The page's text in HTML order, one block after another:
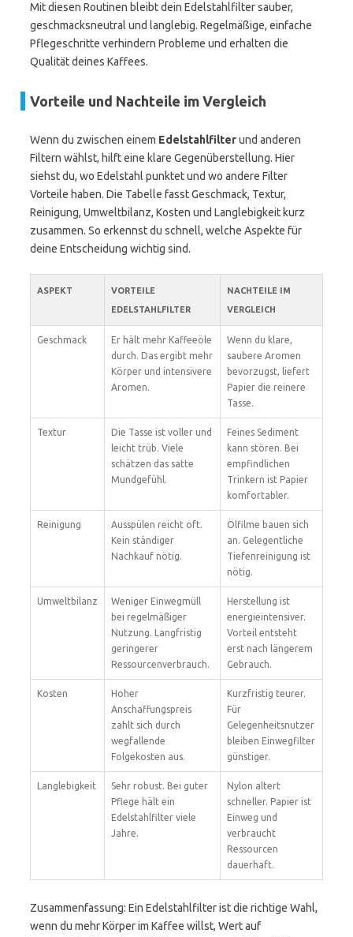
Mit diesen Routinen bleibt dein Edelstahlfilter sauber,
geschmacksneutral und langlebig. Regelmäßige, einfache
Pflegeschritte verhindern Probleme und erhalten die
Qualität deines Kaffees.
Vorteile und Nachteile im Vergleich
Wenn du zwischen einem Edelstahlfilterund anderen
Filtern wählst, hilft eine klare Gegenüberstellung. Hier
siehst du, wo Edelstahl punktet und wo andere Filter
Vorteile haben. Die Tabelle fasst Geschmack, Textur,
Reinigung, Umweltbilanz, Kosten und Langlebigkeit kurz
zusammen. So erkennst du schnell, welche Aspekte für
deine Entscheidung wichtig sind.
ASPEKT
VORTEILE
EDELSTAHLFILTER
NACHTEILE IM
VERGLEICH
Geschmack
Er hält mehr Kaffeeöle
durch. Das ergibt mehr
Körper und intensivere
Aromen.
Wenn du klare,
saubere Aromen
bevorzugst, liefert
Papier die reinere
Tasse.
Textur
Die Tasse ist voller und
leicht trüb. Viele
schätzen das satte
Mundgefühl.
Feines Sediment
kann stören. Bei
empfindlichen
Trinkern ist Papier
komfortabler.
Reinigung
Ausspülen reicht oft.
Kein ständiger
Nachkauf nötig.
Ölfilme bauen sich
an. Gelegentliche
Tiefenreinigung ist
nötig.
Umweltbilanz
Weniger Einwegmüll
bei regelmäßiger
Nutzung. Langfristig
geringerer
Ressourcenverbrauch.
Herstellung ist
energieintensiver.
Vorteil entsteht
erst nach längerem
Gebrauch.
Kosten
Hoher
Anschaffungspreis
zahlt sich durch
wegfallende
Folgekosten aus.
Kurzfristig teurer.
Für
Gelegenheitsnutzer
bleiben Einwegfilter
günstiger.
Langlebigkeit
Sehr robust. Bei guter
Pflege hält ein
Edelstahlfilter viele
Jahre.
Nylon altert
schneller. Papier ist
Einweg und
verbraucht
Ressourcen
dauerhaft.
Zusammenfassung: Ein Edelstahlfilter ist die richtige Wahl,
wenn du mehr Körper im Kaffee willst, Wert auf